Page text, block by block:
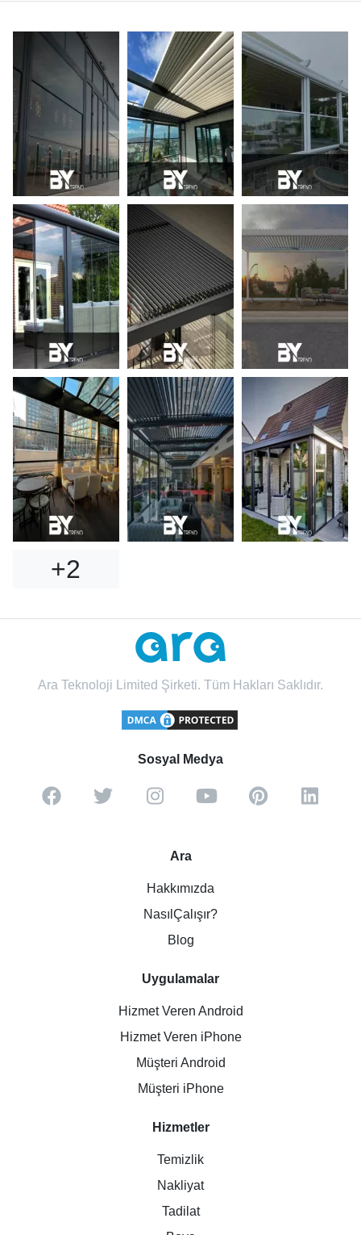
+2
Ara Teknoloji Limited Şirketi. Tüm Hakları Saklıdır.
Sosyal Medya
Ara
Hakkımızda
NasılÇalışır?
Blog
Uygulamalar
Hizmet Veren Android
Hizmet Veren iPhone
Müşteri Android
Müşteri iPhone
Hizmetler
Temizlik
Nakliyat
Tadilat